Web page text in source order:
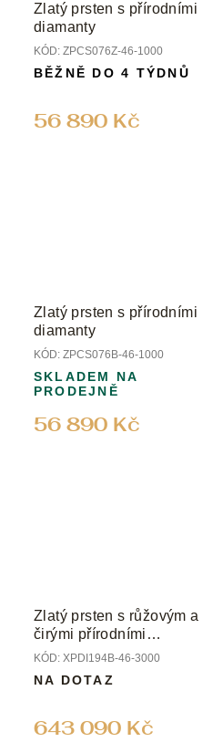
Zlatý prsten s přírodními
diamanty
KÓD: ZPCS076Z-46-1000
56 890 Kč
BĚŽNĚ DO 4 TÝDNŮ
Zlatý prsten s přírodními
diamanty
KÓD: ZPCS076B-46-1000
56 890 Kč
SKLADEM NA
PRODEJNĚ
Zlatý prsten s růžovým a
čirými přírodními
diamanty
KÓD: XPDI194B-46-3000
643 090 Kč
NA DOTAZ